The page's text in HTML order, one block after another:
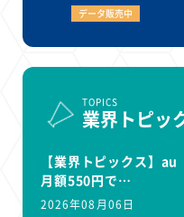
データ販売中
TOPICS
業界トピッ
【業界トピックス】au
月額550円で…
2026年08月06日